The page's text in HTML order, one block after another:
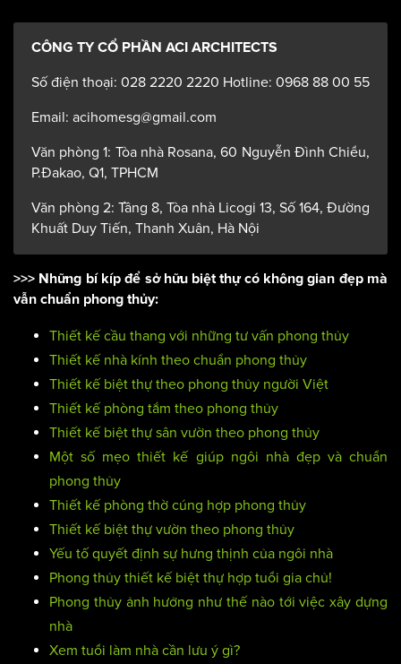
CÔNG TY CỔ PHẦN ACI ARCHITECTS
Số điện thoại: 028 2220 2220 Hotline: 0968 88 00 55
Email: acihomesg@gmail.com
Văn phòng 1: Tòa nhà Rosana, 60 Nguyễn Đình Chiểu,
P.Đakao, Q1, TPHCM
Văn phòng 2: Tầng 8, Tòa nhà Licogi 13, Số 164, Đường
Khuất Duy Tiến, Thanh Xuân, Hà Nội
>>> Những bí kíp để sở hữu biệt thự có không gian đẹp mà
vẫn chuẩn phong thủy:
Thiết kế cầu thang với những tư vấn phong thủy
Thiết kế nhà kính theo chuẩn phong thủy
Thiết kế biệt thự theo phong thủy người Việt
Thiết kế phòng tắm theo phong thủy
Thiết kế biệt thự sân vườn theo phong thủy
Một số mẹo thiết kế giúp ngôi nhà đẹp và chuẩn
phong thủy
Thiết kế phòng thờ cúng hợp phong thủy
Thiết kế biệt thự vườn theo phong thủy
Yếu tố quyết định sự hưng thịnh của ngôi nhà
Phong thủy thiết kế biệt thự hợp tuổi gia chủ!
Phong thủy ảnh hưởng như thế nào tới việc xây dựng
nhà
Xem tuổi làm nhà cần lưu ý gì?